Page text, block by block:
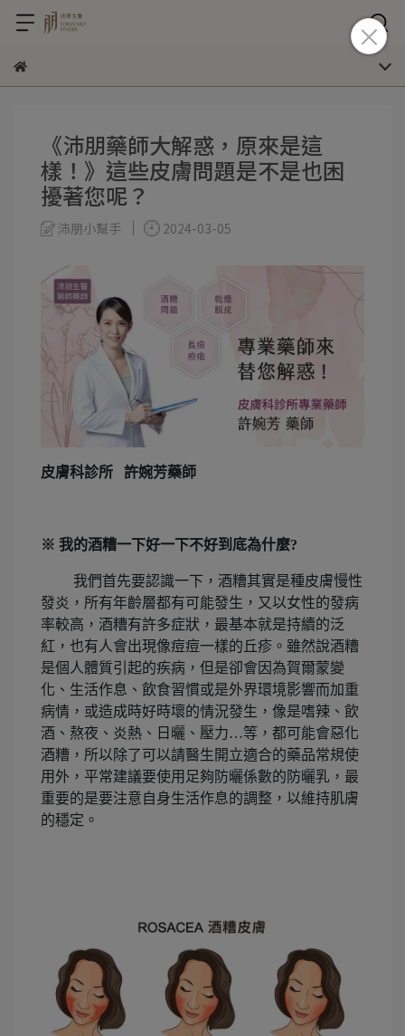
《沛朋藥師大解惑，原來是這
樣！》這些皮膚問題是不是也困
擾著您呢？
沛朋小幫手 2024-03-05
皮膚科診所 許婉芳藥師
※ 我的酒糟一下好一下不好到底為什麼?
我們首先要認識一下，酒糟其實是種皮膚慢性
發炎，所有年齡層都有可能發生，又以女性的發病
率較高，酒糟有許多症狀，最基本就是持續的泛
紅，也有人會出現像痘痘一樣的丘疹。雖然說酒糟
是個人體質引起的疾病，但是卻會因為賀爾蒙變
化、生活作息、飲食習慣或是外界環境影響而加重
病情，或造成時好時壞的情況發生，像是嗜辣、飲
酒、熬夜、炎熱、日曬、壓力…等，都可能會惡化
酒糟，所以除了可以請醫生開立適合的藥品常規使
用外，平常建議要使用足夠防曬係數的防曬乳，最
重要的是要注意自身生活作息的調整，以維持肌膚
的穩定。